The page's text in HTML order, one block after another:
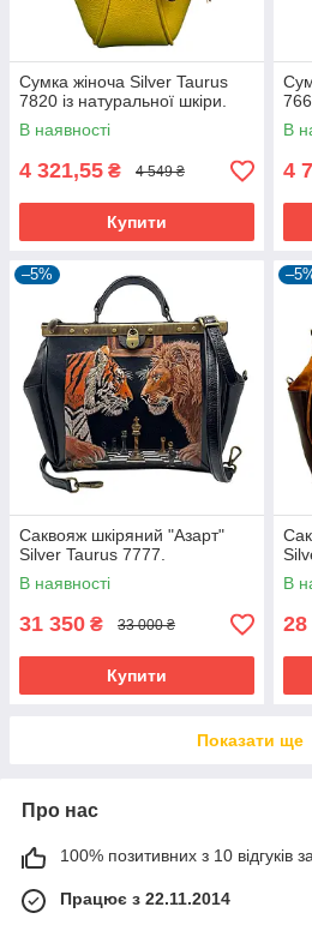
Сумка жіноча Silver Taurus
7820 із натуральної шкіри.
В наявності
4 321,55 ₴ 4 549 ₴
Купити
В
4
–5%
Саквояж шкіряний "Азарт"
Silver Taurus 7777.
В наявності
31 350 ₴ 33 000 ₴
Купити
В
28
Показати ще
Про нас
100% позитивних з 10 відгуків
Працює з 22.11.2014